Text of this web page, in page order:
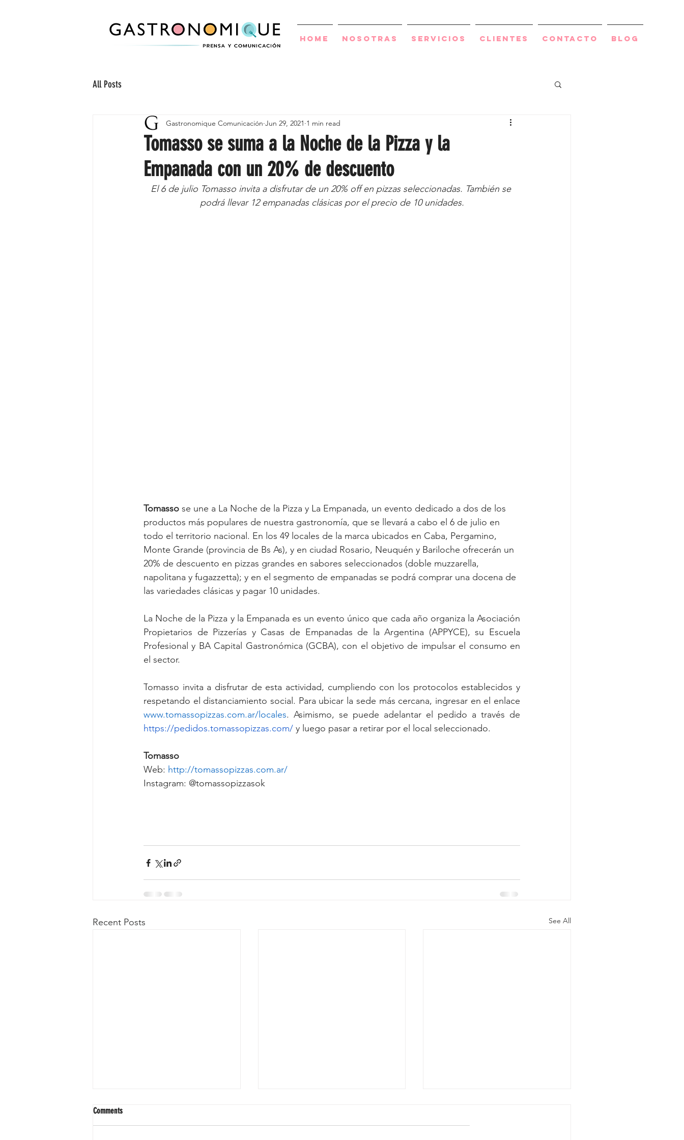
Home Nosotras Servicios Clientes Contacto BLOG
All Posts
Tomasso se suma a la Noche de la Pizza y la
Empanada con un 20% de descuento
Gastronomique Comunicación Jun 29, 2021 1 min read
El 6 de julio Tomasso invita a disfrutar de un 20% off en pizzas seleccionadas. También se
podrá llevar 12 empanadas clásicas por el precio de 10 unidades.
Tomasso se une a La Noche de la Pizza y La Empanada, un evento dedicado a dos de los
productos más populares de nuestra gastronomía, que se llevará a cabo el 6 de julio en
todo el territorio nacional. En los 49 locales de la marca ubicados en Caba, Pergamino,
Monte Grande (provincia de Bs As), y en ciudad Rosario, Neuquén y Bariloche ofrecerán un
20% de descuento en pizzas grandes en sabores seleccionados (doble muzzarella,
napolitana y fugazzetta); y en el segmento de empanadas se podrá comprar una docena de
las variedades clásicas y pagar 10 unidades.
La Noche de la Pizza y la Empanada es un evento único que cada año organiza la Asociación
Propietarios de Pizzerías y Casas de Empanadas de la Argentina (APPYCE), su Escuela
Profesional y BA Capital Gastronómica (GCBA), con el objetivo de impulsar el consumo en
el sector.
Tomasso invita a disfrutar de esta actividad, cumpliendo con los protocolos establecidos y
www.tomassopizzas.com.ar/locales
https://pedidos.tomassopizzas.com/ y luego pasar a retirar por el local seleccionado.
Tomasso
Web: http://tomassopizzas.com.ar/
Instagram: @tomassopizzasok
Recent Posts See All
Comments